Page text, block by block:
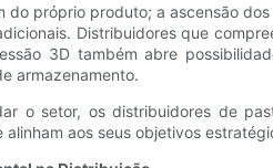
do próprio produto; a ascensão
Distribuidores que
3D também abre
armazenamento.
o setor, os distribuidores de
aos seus objetivos